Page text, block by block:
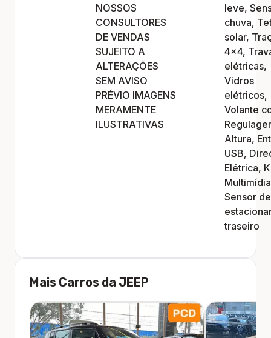
NOSSOS
CONSULTORES
DE VENDAS
SUJEITO A
ALTERAÇÕES
SEM AVISO
PRÉVIO IMAGENS
MERAMENTE
ILUSTRATIVAS
leve,
chuva,
solar,
4x4,
elétricas,
Vidros
elétricos,
Volante
Altura,
USB,
Elétrica,
Sensor de
traseiro
Mais Carros da JEEP